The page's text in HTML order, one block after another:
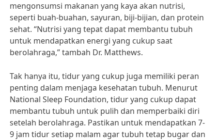
mengonsumsi makanan yang kaya akan nutrisi,
seperti buah-buahan, sayuran, biji-bijian, dan protein
sehat. “Nutrisi yang tepat dapat membantu tubuh
untuk mendapatkan energi yang cukup saat
berolahraga,” tambah Dr. Matthews.
Tak hanya itu, tidur yang cukup juga memiliki peran
penting dalam menjaga kesehatan tubuh. Menurut
National Sleep Foundation, tidur yang cukup dapat
membantu tubuh untuk pulih dan memperbaiki diri
setelah berolahraga. Pastikan untuk mendapatkan 7-
9 jam tidur setiap malam agar tubuh tetap bugar dan